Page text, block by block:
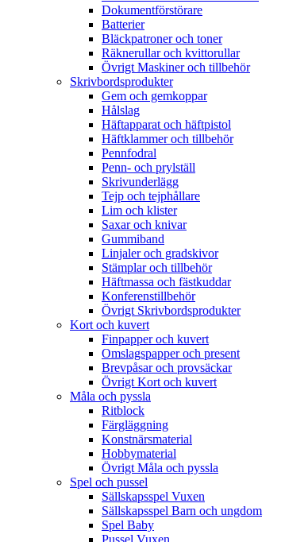
Dokumentförstörare
Batterier
Bläckpatroner och toner
Räknerullar och kvittorullar
Övrigt Maskiner och tillbehör
Skrivbordsprodukter
Gem och gemkoppar
Hålslag
Häftapparat och häftpistol
Häftklammer och tillbehör
Pennfodral
Penn- och prylställ
Skrivunderlägg
Tejp och tejphållare
Lim och klister
Saxar och knivar
Gummiband
Linjaler och gradskivor
Stämplar och tillbehör
Häftmassa och fästkuddar
Konferenstillbehör
Övrigt Skrivbordsprodukter
Kort och kuvert
Finpapper och kuvert
Omslagspapper och present
Brevpåsar och provsäckar
Övrigt Kort och kuvert
Måla och pyssla
Ritblock
Färgläggning
Konstnärsmaterial
Hobbymaterial
Övrigt Måla och pyssla
Spel och pussel
Sällskapsspel Vuxen
Sällskapsspel Barn och ungdom
Spel Baby
Pussel Vuxen